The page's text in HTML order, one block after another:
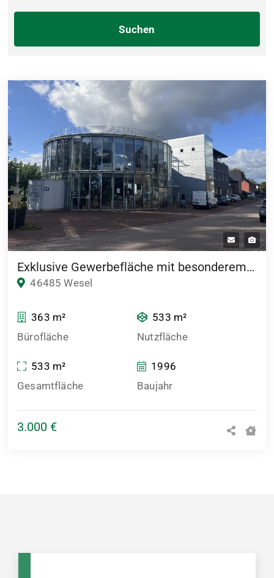
Suchen
Exklusive Gewerbefläche mit besonderem Flair in verkehrsgünstiger Lage
46485 Wesel
363 m²
Bürofläche
533 m²
Nutzfläche
533 m²
Gesamtfläche
1996
Baujahr
3.000 €